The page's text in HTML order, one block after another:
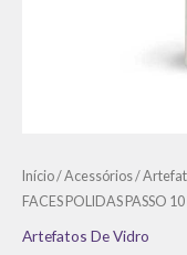
Início/Acessórios/
FACES POLIDAS PASSO
Artefatos De Vidro